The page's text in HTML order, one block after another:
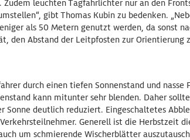
leuchten Tagfahrlichter nur an den
gibt Thomas Kubin zu bedenken.
als 50 Metern genutzt werden, da sonst
den Abstand der Leitpfosten zur Orientierung
durch einen tiefen Sonnenstand und nasse
kann mitunter sehr blenden. Daher
Sonne deutlich reduziert. Eingeschaltetes
Generell ist die Herbstzeit
um schmierende Wischerblätter